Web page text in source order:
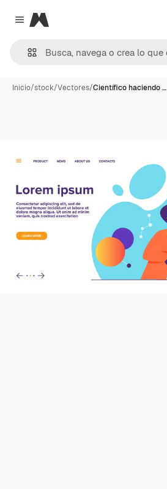
Close menu
Magnific
Inicio/stock/Vectores/Científico haciendo …